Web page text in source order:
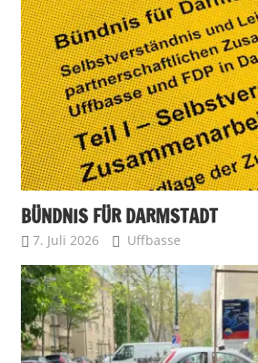
BÜNDNIS FÜR DARMSTADT
7. Juli 2026 Uffbasse